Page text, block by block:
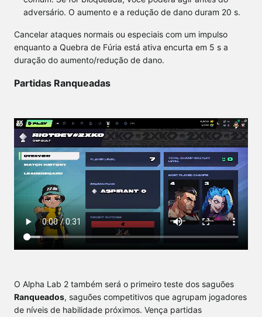
adversário. O aumento e a redução de dano duram 20 s.
Cancelar ataques normais ou especiais com um impulso
enquanto a Quebra de Fúria está ativa encurta em 5 s a
duração do aumento/redução de dano.
Partidas Ranqueadas
O Alpha Lab 2 também será o primeiro teste dos saguões
Ranqueados, saguões competitivos que agrupam jogadores
de níveis de habilidade próximos. Vença partidas